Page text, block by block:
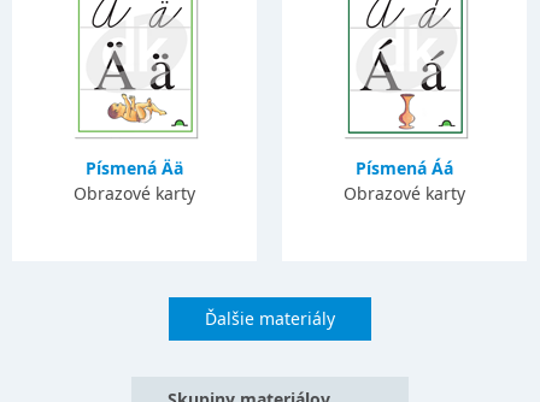
Písmená Ää
Obrazové karty
Písmená Áá
Obrazové karty
Ďalšie materiály